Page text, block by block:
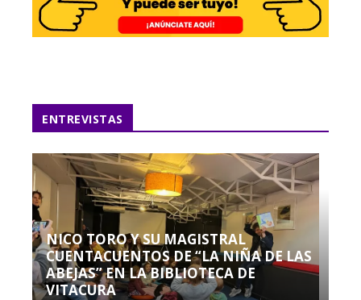
ENTREVISTAS
NICO TORO Y SU MAGISTRAL
CUENTACUENTOS DE “LA NIÑA DE LAS
ABEJAS” EN LA BIBLIOTECA DE
VITACURA